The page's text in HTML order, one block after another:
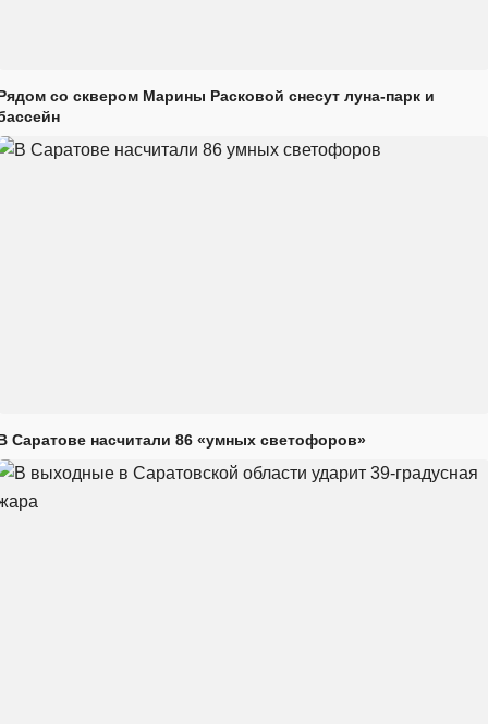
со сквером Марины Расковой снесут луна-парк и
Саратове насчитали 86 «умных светофоров»